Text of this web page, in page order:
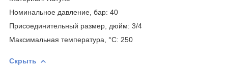
Номинальное давление, бар: 40
Присоединительный размер, дюйм: 3/4
Максимальная температура, °С: 250
Скрыть